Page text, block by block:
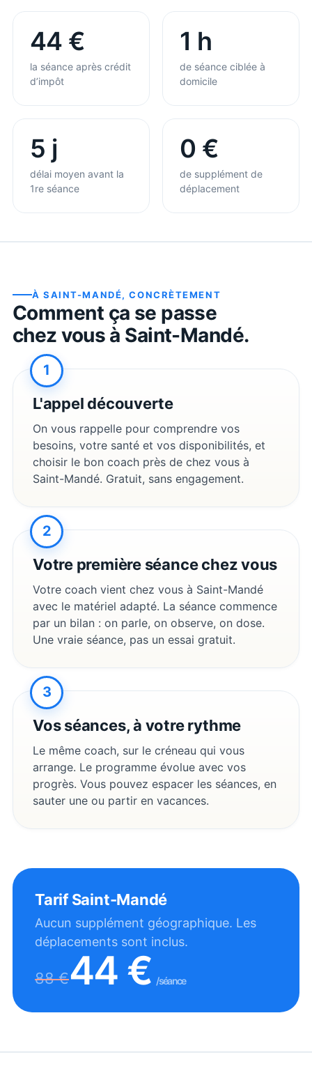
44 €
la séance après crédit
d’impôt
1 h
de séance ciblée à
domicile
5 j
délai moyen avant la
1re séance
0 €
de supplément de
déplacement
ÀSAINT-MANDÉ, CONCRÈTEMENT
Comment ça se passe
chez vous à Saint-Mandé.
1
L'appel découverte
On vous rappelle pour comprendre vos
besoins, votre santé et vos disponibilités, et
choisir le bon coach près de chez vous à
Saint-Mandé. Gratuit, sans engagement.
2
Votre première séance chez vous
Votre coach vient chez vous à Saint-Mandé
avec le matériel adapté. La séance commence
par un bilan : on parle, on observe, on dose.
Une vraie séance, pas un essai gratuit.
3
Vos séances, à votre rythme
Le même coach, sur le créneau qui vous
arrange. Le programme évolue avec vos
progrès. Vous pouvez espacer les séances, en
sauter une ou partir en vacances.
TarifSaint-Mandé
Aucun supplément géographique. Les
déplacements sont inclus.
88€44 € /séance